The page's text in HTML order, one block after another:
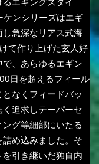
ケンシリーズはエギ
急深なリアス式海
て作り上げた玄人好
、あらゆるエギン
日を超えるフィール
なくフィードバッ
追求しテーパーセ
グ等細部にいたる
め込みました。そ
引き継いだ独自内